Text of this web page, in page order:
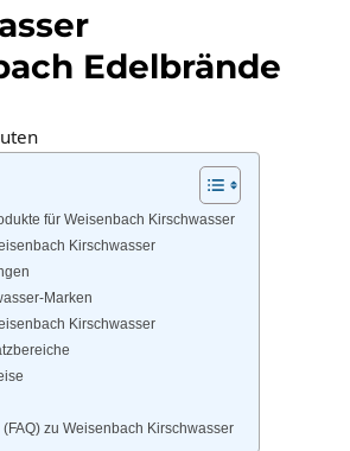
Edelbrände
für Weisenbach Kirschwasser
Kirschwasser
Kirschwasser
(FAQ) zu Weisenbach Kirschwasser